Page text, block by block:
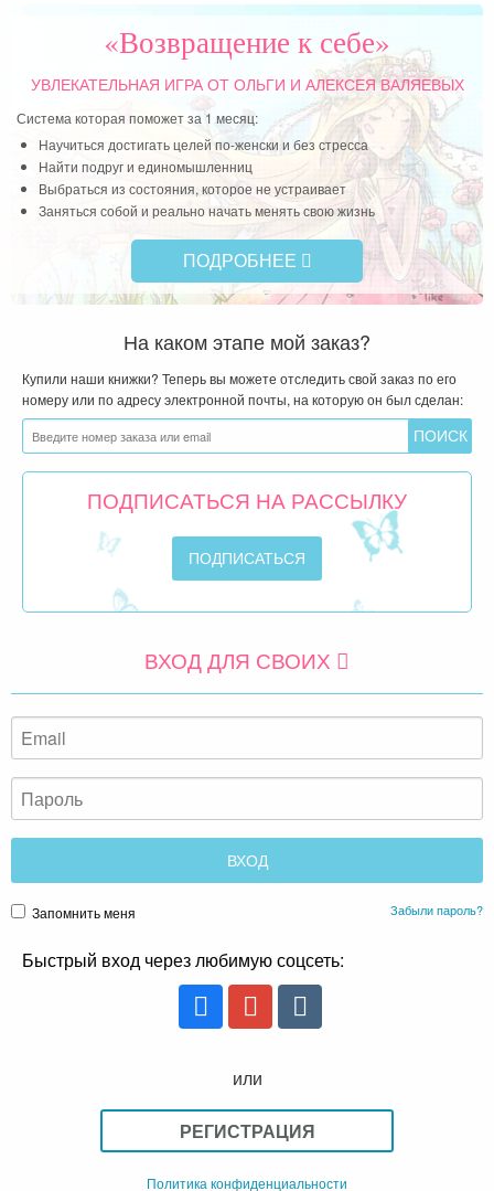
«Возвращение к себе»
УВЛЕКАТЕЛЬНАЯ ИГРАОТ ОЛЬГИ И АЛЕКСЕЯ ВАЛЯЕВЫХ
Система которая поможет за 1 месяц:
Научиться достигать целей по-женски и без стресса
Найти подруг и единомышленниц
Выбраться из состояния, которое не устраивает
Заняться собой и реально начать менять свою жизнь
ПОДРОБНЕЕ
На каком этапе мой заказ?
Купили наши книжки? Теперь вы можете отследить свой заказ по его
номеру или по адресу электронной почты, на которую он был сделан:
ПОДПИСАТЬСЯ НА РАССЫЛКУ
ВХОД ДЛЯ СВОИХ
Запомнить меня Забыли пароль?
Быстрый вход через любимую соцсеть:
или
РЕГИСТРАЦИЯ
Политика конфиденциальности